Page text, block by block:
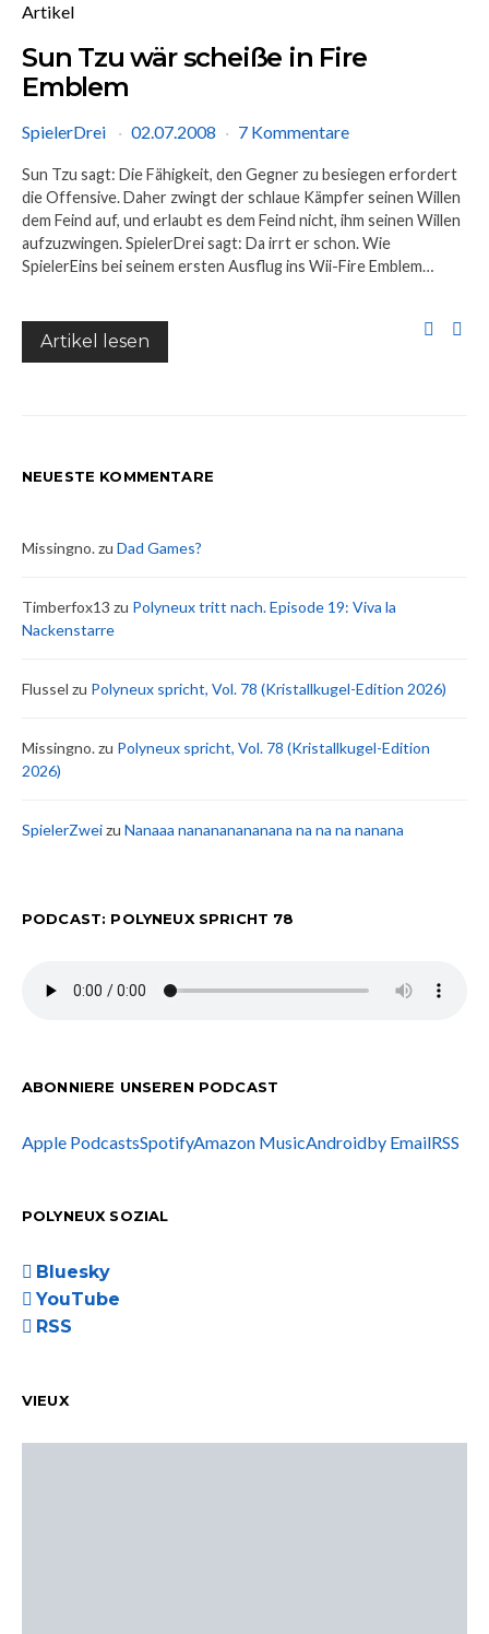
Artikel
Sun Tzu wär scheiße in Fire
Emblem
SpielerDrei 02.07.2008 7 Kommentare
Sun Tzu sagt: Die Fähigkeit, den Gegner zu besiegen erfordert
die Offensive. Daher zwingt der schlaue Kämpfer seinen Willen
dem Feind auf, und erlaubt es dem Feind nicht, ihm seinen Willen
aufzuzwingen. SpielerDrei sagt: Da irrt er schon. Wie
SpielerEins bei seinem ersten Ausflug ins Wii-Fire Emblem…
Artikel lesen
NEUESTE KOMMENTARE
Missingno.zu Dad Games?
Timberfox13 zu Polyneux tritt nach. Episode 19: Viva la
Nackenstarre
Flussel zu Polyneux spricht, Vol. 78 (Kristallkugel-Edition 2026)
Missingno.zu Polyneux spricht, Vol. 78 (Kristallkugel-Edition
2026)
SpielerZweizu Nanaaa nanananananana na na na nanana
PODCAST: POLYNEUX SPRICHT 78
ABONNIERE UNSEREN PODCAST
Apple PodcastsSpotifyAmazon MusicAndroidby EmailRSS
POLYNEUX SOZIAL
Bluesky
YouTube
RSS
VIEUX